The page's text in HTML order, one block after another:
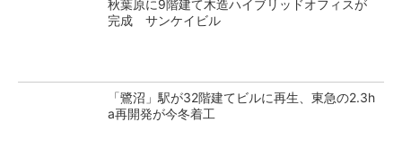
秋葉原に9階建て木造ハイブリッドオフィスが
完成 サンケイビル
「鷺沼」駅が32階建てビルに再生、東急の2.3h
a再開発が今冬着工